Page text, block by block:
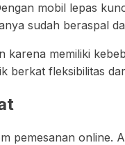
mobil lepas
sudah beraspal
memiliki
berkat fleksibilitas
pemesanan online.